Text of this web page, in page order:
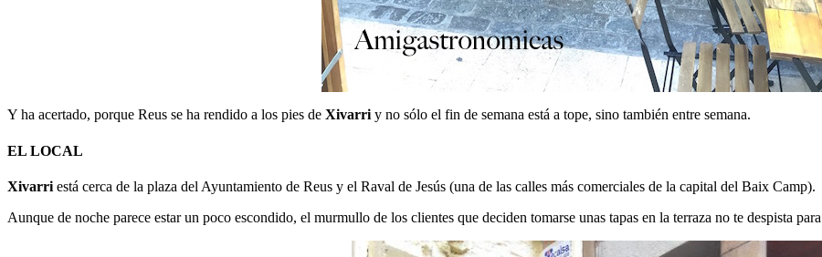
Y ha acertado, porque Reus se ha rendido a los pies de Xivarri y no sólo el fin de semana está a tope, sino también entre semana.
EL LOCAL
Xivarri está cerca de la plaza del Ayuntamiento de Reus y el Raval de Jesús (una de las calles más comerciales de la capital del Baix Camp).
Aunque de noche parece estar un poco escondido, el murmullo de los clientes que deciden tomarse unas tapas en la terraza no te despista